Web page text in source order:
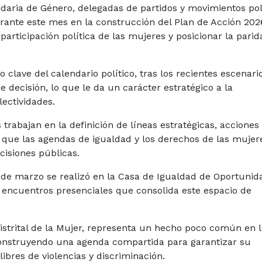
de Género, delegadas de partidos y movimientos
este mes en la construcción del Plan de Acción
política de las mujeres y posicionar la
clave del calendario político, tras los recientes
decisión, lo que le da un carácter estratégico a la
en la definición de líneas estratégicas, acciones
las agendas de igualdad y los derechos de las
públicas.
marzo se realizó en la Casa de Igualdad de
presenciales que consolida este espacio de
de la Mujer, representa un hecho poco común en
una agenda compartida para garantizar su
de violencias y discriminación.